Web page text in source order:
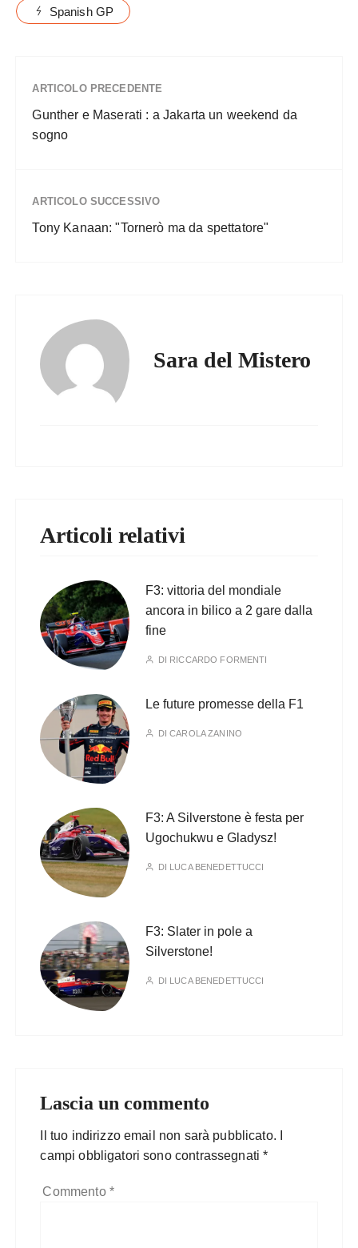
Spanish GP
ARTICOLO PRECEDENTE
Gunther e Maserati : a Jakarta un weekend da
sogno
ARTICOLO SUCCESSIVO
Tony Kanaan: "Tornerò ma da spettatore"
Sara del Mistero
Articoli relativi
F3: vittoria del mondiale
ancora in bilico a 2 gare dalla
fine
DI RICCARDO FORMENTI
Le future promesse della F1
DICAROLA ZANINO
F3: A Silverstone è festa per
Ugochukwu e Gladysz!
DI LUCA BENEDETTUCCI
F3: Slater in pole a
Silverstone!
DI LUCA BENEDETTUCCI
Lascia un commento
Il tuo indirizzo email non sarà pubblicato.
campi obbligatori sono contrassegnati*
Commento *